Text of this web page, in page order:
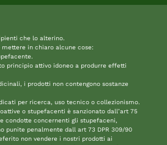
che lo alterino.
mettere in chiaro alcune cose:
principio attivo idoneo a produrre effetti
i prodotti non contengono sostanze
per ricerca, uso tecnico o collezionismo.
o stupefacenti è sanzionato dall’art 75
condotte concernenti gli stupefaceni,
punite penalmente dall art 73 DPR 309/90
non vendere i nostri prodotti ai